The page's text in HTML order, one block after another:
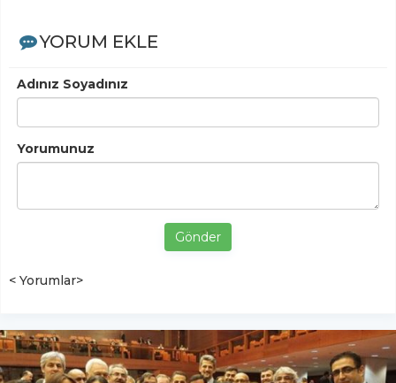
YORUM EKLE
Adınız Soyadınız
Yorumunuz
Gönder
< Yorumlar>